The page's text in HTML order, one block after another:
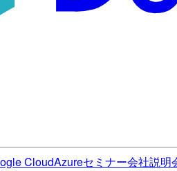
CloudAzureセミナー会社説明